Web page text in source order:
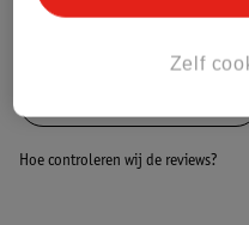
Hoe controleren wij de reviews?
Zelf